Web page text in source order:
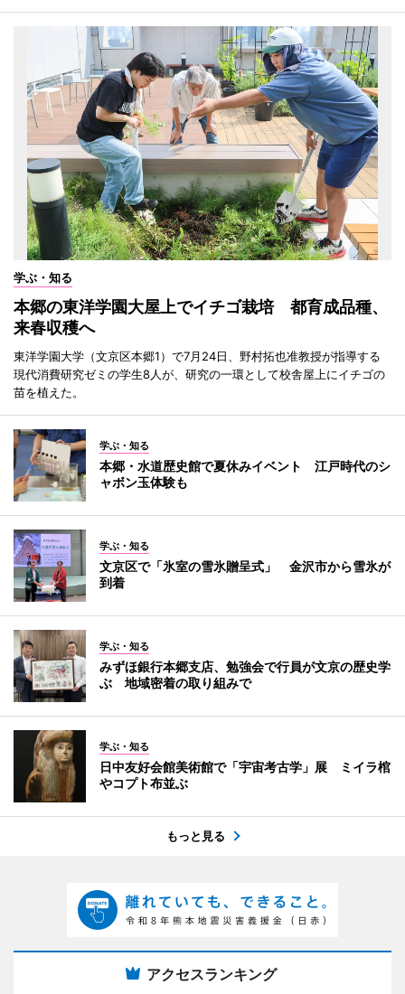
学ぶ・知る
本郷の東洋学園大屋上でイチゴ栽培 都育成品種、
来春収穫へ
東洋学園大学（文京区本郷1）で7月24日、野村拓也准教授が指導する
現代消費研究ゼミの学生8人が、研究の一環として校舎屋上にイチゴの
苗を植えた。
学ぶ・知る
本郷・水道歴史館で夏休みイベント 江戸時代のシ
ャボン玉体験も
学ぶ・知る
文京区で「氷室の雪氷贈呈式」 金沢市から雪氷が
到着
学ぶ・知る
みずほ銀行本郷支店、勉強会で行員が文京の歴史学
ぶ 地域密着の取り組みで
学ぶ・知る
日中友好会館美術館で「宇宙考古学」展 ミイラ棺
やコプト布並ぶ
もっと見る
アクセスランキング